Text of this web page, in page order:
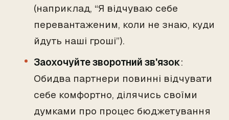
(наприклад, “Я відчуваю себе
перевантаженим, коли не знаю, куди
йдуть наші гроші”).
Заохочуйте зворотний зв'язок:
Обидва партнери повинні відчувати
себе комфортно, ділячись своїми
думками про процес бюджетування